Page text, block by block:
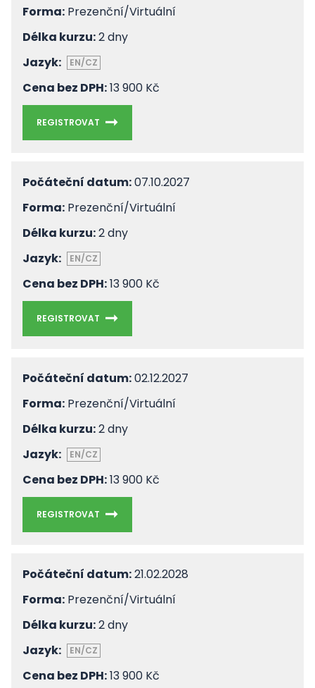
Forma: Prezenční/Virtuální
Délka kurzu:2 dny
Jazyk:
EN/CZ
Cena bez DPH:13 900 Kč
REGISTROVAT
Počáteční datum:07.10.2027
Forma: Prezenční/Virtuální
Délka kurzu:2 dny
Jazyk:
EN/CZ
Cena bez DPH:13 900 Kč
REGISTROVAT
Počáteční datum:02.12.2027
Forma: Prezenční/Virtuální
Délka kurzu:2 dny
Jazyk:
EN/CZ
Cena bez DPH:13 900 Kč
REGISTROVAT
Počáteční datum:21.02.2028
Forma: Prezenční/Virtuální
Délka kurzu:2 dny
Jazyk:
EN/CZ
Cena bez DPH:13 900 Kč